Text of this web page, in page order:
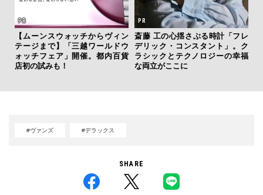
【ムーンスウォッチからヴィン
テージまで】「三越ワールドウ
ォッチフェア」開催。都内百貨
店初の試みも！
斎藤 工の心揺さぶる時計「フレ
デリック・コンスタント」。ク
ラシックとテクノロジーの幸福
な両立がここに
#ヴァンズ #デラックス
SHARE